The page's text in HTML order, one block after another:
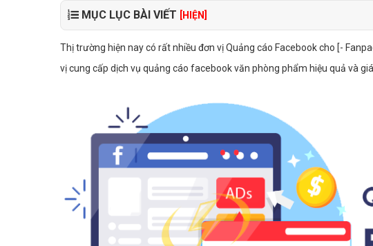
Bảng giá
Bảng giá
MỤC LỤC BÀI VIẾT [HIỆN]
Thị trường hiện nay có rất nhiều đơn vị Quảng cáo Facebook cho [-
vị cung cấp dịch vụ quảng cáo facebook văn phòng phẩm hiệu quả và